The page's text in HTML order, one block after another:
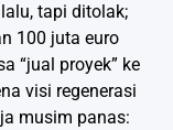
tapi ditolak;
100 juta euro
“jual proyek” ke
visi regenerasi
musim panas: